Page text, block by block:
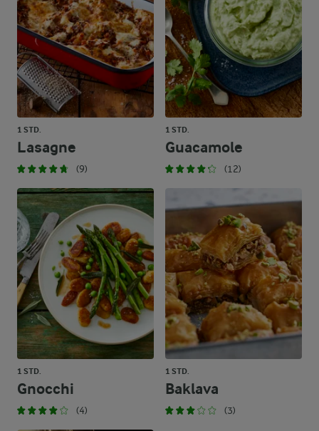
1 STD.
Lasagne
(9)
1 STD.
Guacamole
(12)
1 STD.
Gnocchi
(4)
1 STD.
Baklava
(3)